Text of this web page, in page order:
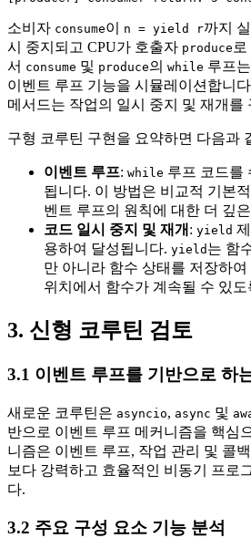
소비자 consume이 n = yield r까지
시 중지되고 CPU가 호출자 produce 로
서 consume 및 produce의 while 루프
이벤트 루프 기능을 시뮬레이션합니
메서드는 작업의 일시 중지 및 재개를
구형 코루틴 구현을 요약하면 다음과
이벤트 루프: while 루프 코드를
됩니다. 이 방법은 비교적 기본
벤트 루프의 원칙에 대한 더 깊
코드 일시 중지 및 재개 : yield
용하여 달성됩니다. yield 는 함
만 아니라 함수 상태를 저장하
위치에서 함수가 계속될 수 있도
3. 신형 코루틴 검토
3.1 이벤트 루프를 기반으로 하
새로운 코루틴은 asyncio, async 및
반으로 이벤트 루프 메커니즘을 핵심
니즘은 이벤트 루프, 작업 관리 및 콜
보다 강력하고 효율적인 비동기 프로
다.
3.2 주요 구성 요소 기능 분석